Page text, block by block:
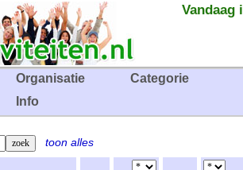
Vandaag
Organisatie
Categorie
Info
toon alles